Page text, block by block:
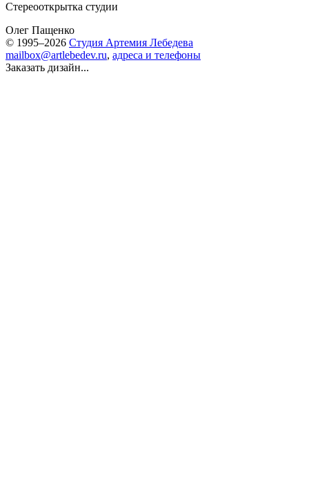
Стереооткрытка студии
Олег Пащенко
© 1995–2026 Студия Артемия Лебедева
mailbox@artlebedev.ru, адреса и телефоны
Заказать дизайн...